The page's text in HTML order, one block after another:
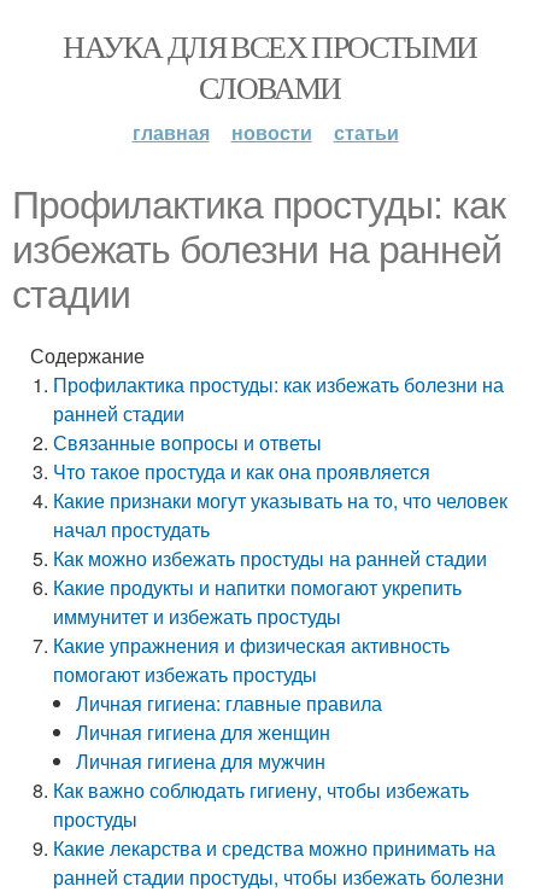
НАУКА ДЛЯ ВСЕХ ПРОСТЫМИ
СЛОВАМИ
главная новости статьи
Профилактика простуды: как
избежать болезни на ранней
стадии
Содержание
Профилактика простуды: как избежать болезни на
ранней стадии
Связанные вопросы и ответы
Что такое простуда и как она проявляется
Какие признаки могут указывать на то, что человек
начал простудать
Как можно избежать простуды на ранней стадии
Какие продукты и напитки помогают укрепить
иммунитет и избежать простуды
Какие упражнения и физическая активность
помогают избежать простуды
Личная гигиена: главные правила
Личная гигиена для женщин
Личная гигиена для мужчин
Как важно соблюдать гигиену, чтобы избежать
простуды
Какие лекарства и средства можно принимать на
ранней стадии простуды, чтобы избежать болезни